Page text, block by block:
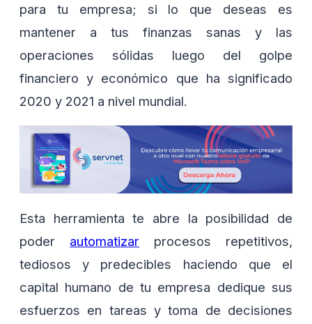
para tu empresa; si lo que deseas es
mantener a tus finanzas sanas y las
operaciones sólidas luego del golpe
financiero y económico que ha significado
2020 y 2021 a nivel mundial.
Esta herramienta te abre la posibilidad de
poder automatizar procesos repetitivos,
tediosos y predecibles haciendo que el
capital humano de tu empresa dedique sus
esfuerzos en tareas y toma de decisiones